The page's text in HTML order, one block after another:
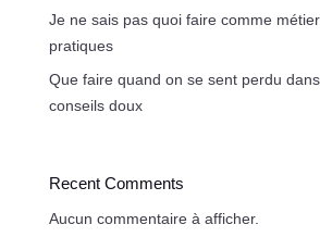
Je ne sais pas quoi faire comme
pratiques
Que faire quand on se sent perdu
conseils doux
Recent Comments
Aucun commentaire à afficher.